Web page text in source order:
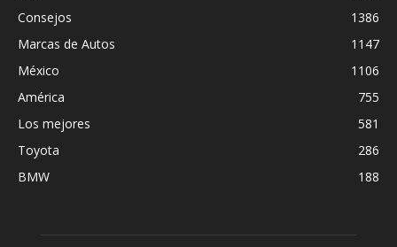
Consejos
1386
Marcas de Autos
1147
México
1106
América
755
Los mejores
581
Toyota
286
BMW
188